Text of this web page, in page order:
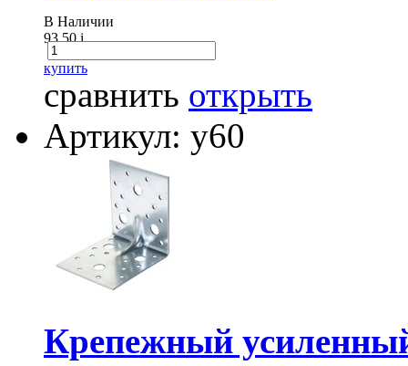
В Наличии
93.50i
купить
сравнить открыть
Артикул: у60
Крепежный